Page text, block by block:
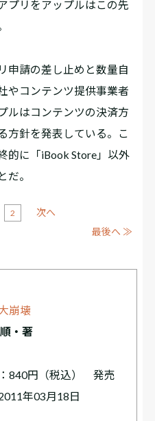
プリをアップルはこの先
申請の差し止めと数量自
やコンテンツ提供事業者
ルはコンテンツの決済方
方針を発表している。こ
的に「iBook Store」以外
だ。
2
次へ
最後へ ≫
崩壊
・著
840円（税込） 発売
年03月18日